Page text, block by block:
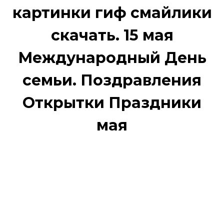
картинки гиф смайлики
скачать. 15 мая
Международный День
семьи. Поздравления
Открытки Праздники
мая